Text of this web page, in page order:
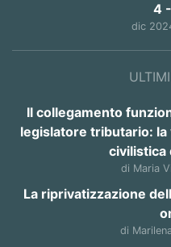
4
dic
Il collegamento
legislatore tributario: la
civilistica
di Maria
La riprivatizzazione
di